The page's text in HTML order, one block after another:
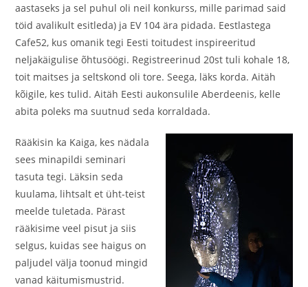
aastaseks ja sel puhul oli neil konkurss, mille parimad said
töid avalikult esitleda) ja EV 104 ära pidada. Eestlastega
Cafe52, kus omanik tegi Eesti toitudest inspireeritud
neljakäigulise õhtusöögi. Registreerinud 20st tuli kohale 18,
toit maitses ja seltskond oli tore. Seega, läks korda. Aitäh
kõigile, kes tulid. Aitäh Eesti aukonsulile Aberdeenis, kelle
abita poleks ma suutnud seda korraldada.
Rääkisin ka Kaiga, kes nädala
sees minapildi seminari
tasuta tegi. Läksin seda
kuulama, lihtsalt et üht-teist
meelde tuletada. Pärast
rääkisime veel pisut ja siis
selgus, kuidas see haigus on
paljudel välja toonud mingid
vanad käitumismustrid.